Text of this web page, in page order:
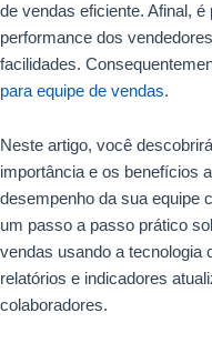
de vendas eficiente. Afinal,
performance dos
facilidades.
para equipe de vendas.
Neste artigo, você
importância e os benefícios
desempenho da sua equipe
um passo a passo prático
vendas usando a tecnologia
relatórios e indicadores
colaboradores.